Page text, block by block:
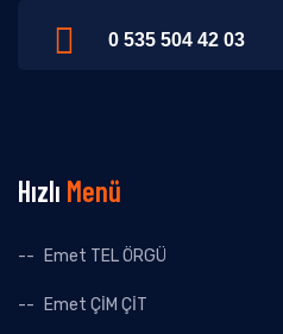
0 535 504 42 03
Hızlı Menü
Emet TEL ÖRGÜ
Emet ÇİM ÇİT